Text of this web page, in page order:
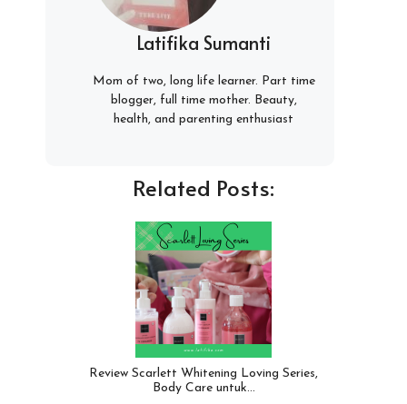
Latifika Sumanti
Mom of two, long life learner. Part time
blogger, full time mother. Beauty,
health, and parenting enthusiast
Related Posts:
Review Scarlett Whitening Loving Series,
Body Care untuk…